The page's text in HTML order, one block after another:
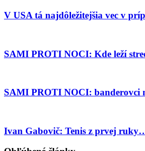
V USA tá najdôležitejšia vec v
SAMI PROTI NOCI: Kde leží
SAMI PROTI NOCI: banderovci
Ivan Gabovič: Tenis z prvej